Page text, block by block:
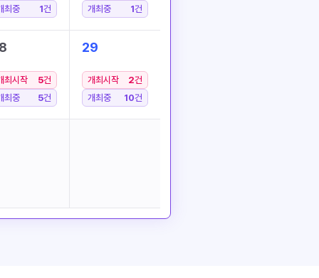
최중 1건
개최중
1건
최시작 5건
최중
5건
29
개최시작 2건
개최중
10건